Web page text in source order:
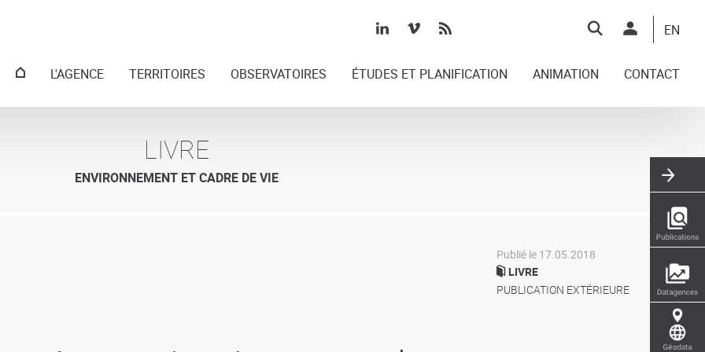
Top
EN
MenuL'AGENCE TERRITOIRES OBSERVATOIRES ÉTUDES ET PLANIFICATION ANIMATION CONTACT
LIVRE
ENVIRONNEMENT ET CADRE DE VIE
Publié le 17.05.2018
LIVRE
PUBLICATION EXTÉRIEURE